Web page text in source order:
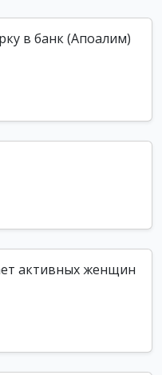
в банк (Апоалим)
активных женщин